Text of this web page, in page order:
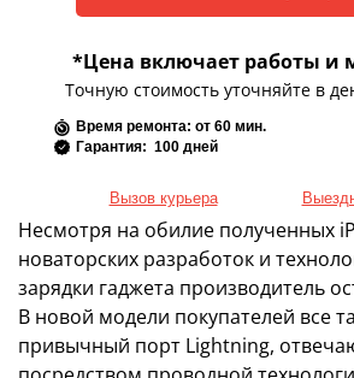
*Цена включает работы и
Точную стоимость уточняйте в
Время ремонта: от 60 мин.
Гарантия: 100 дней
Вызов курьера
Несмотря на обилие полученных
новаторских разработок и
зарядки гаджета производитель
В новой модели покупателей все
привычный порт Lightning,